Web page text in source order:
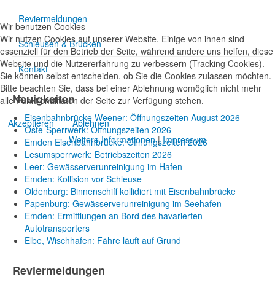
Reviermeldungen
Schleusen & Brücken
Kontakt
Neuigkeiten
Eisenbahnbrücke Weener: Öffnungszeiten August 2026
Oste-Sperrwerk: Öffnungszeiten 2026
Emden Eisenbahnbrücke: Öffnungszeiten 2026
Lesumsperrwerk: Betriebszeiten 2026
Leer: Gewässerverunreinigung im Hafen
Emden: Kollision vor Schleuse
Oldenburg: Binnenschiff kollidiert mit Eisenbahnbrücke
Papenburg: Gewässerverunreinigung im Seehafen
Emden: Ermittlungen an Bord des havarierten
Autotransporters
Elbe, Wischhafen: Fähre läuft auf Grund
Reviermeldungen
Wir benutzen Cookies
Wir nutzen Cookies auf unserer Website. Einige von ihnen sind
essenziell für den Betrieb der Seite, während andere uns helfen, diese
Website und die Nutzererfahrung zu verbessern (Tracking Cookies).
Sie können selbst entscheiden, ob Sie die Cookies zulassen möchten.
Bitte beachten Sie, dass bei einer Ablehnung womöglich nicht mehr
alle Funktionalitäten der Seite zur Verfügung stehen.
Akzeptieren
Ablehnen
Weitere Informationen|Impressum